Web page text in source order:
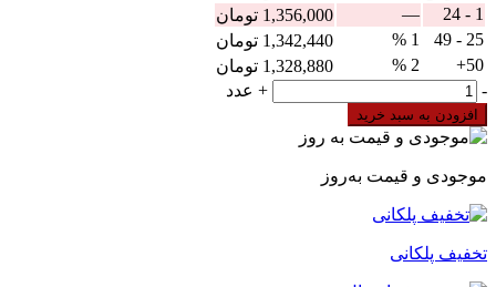
1 - 24
—
1,356,000 تومان
25 - 49
1 %
1,342,440 تومان
50+
2 %
1,328,880 تومان
لیمیت
سویچ
قرقره
فشاری
مستقیم
YBLX-
عدد
-
+ عدد
افزودن به سبد خرید
موجودی و قیمت به‌روز
تخفیف پلکانی